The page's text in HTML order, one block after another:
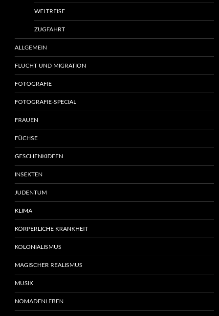
WELTREISE
ZUGFAHRT
ALLGEMEIN
FLUCHT UND MIGRATION
FOTOGRAFIE
FOTOGRAFIE-SPECIAL
FRAUEN
FÜCHSE
GESCHENKIDEEN
INSEKTEN
JUDENTUM
KLIMA
KÖRPERLICHE KRANKHEIT
KOLONIALISMUS
MAGISCHER REALISMUS
MUSIK
NOMADENLEBEN